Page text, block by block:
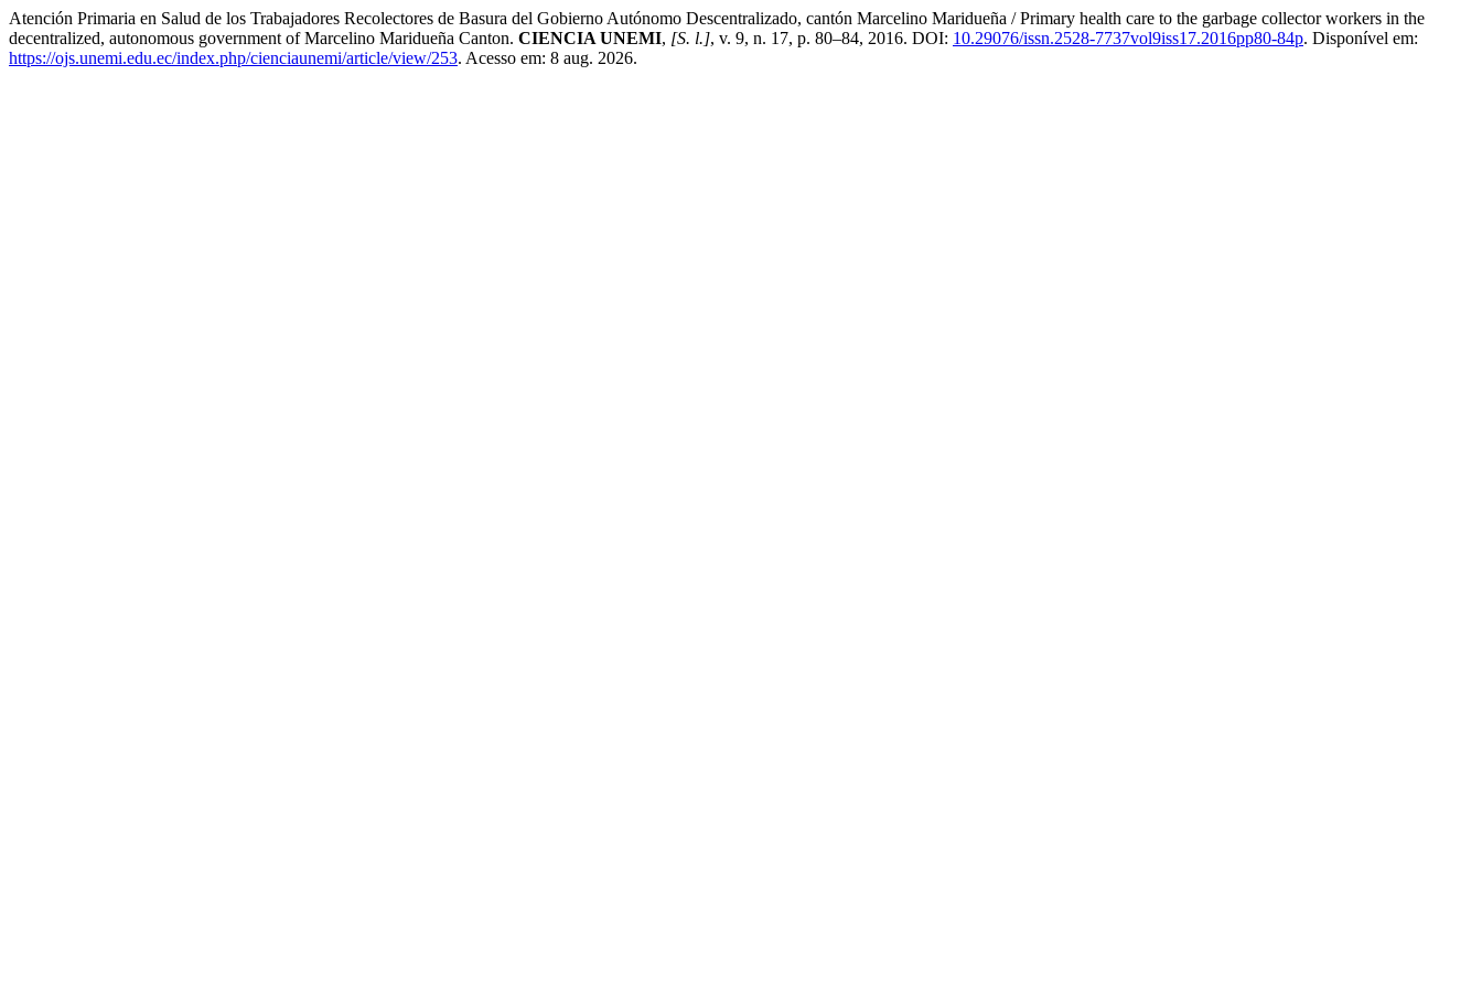
Atención Primaria en Salud de los Trabajadores Recolectores de Basura del Gobierno Autónomo Descentralizado, cantón Marcelino Maridueña / Primary health care to the garbage collector workers in the
decentralized, autonomous government of Marcelino Maridueña Canton. CIENCIA UNEMI, [S. l.], v. 9, n. 17, p. 80–84, 2016. DOI: 10.29076/issn.2528-7737vol9iss17.2016pp80-84p. Disponível em:
https://ojs.unemi.edu.ec/index.php/cienciaunemi/article/view/253. Acesso em: 8 aug. 2026.